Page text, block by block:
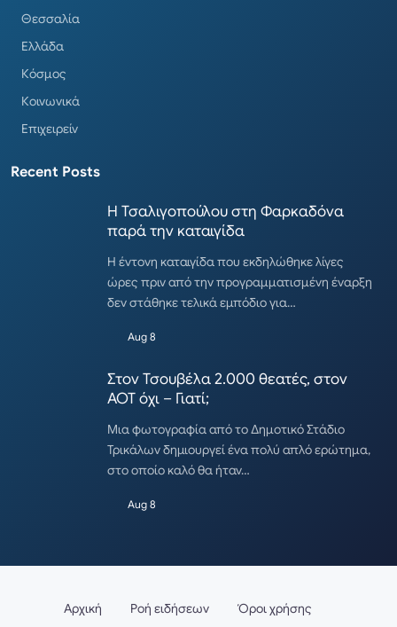
Θεσσαλία
Ελλάδα
Κόσμος
Κοινωνικά
Επιχειρείν
Recent Posts
Η Τσαλιγοπούλου στη Φαρκαδόνα
παρά την καταιγίδα
Η έντονη καταιγίδα που εκδηλώθηκε λίγες
ώρες πριν από την προγραμματισμένη έναρξη
δεν στάθηκε τελικά εμπόδιο για…
Aug 8
Στον Τσουβέλα 2.000 θεατές, στον
ΑΟΤ όχι – Γιατί;
Μια φωτογραφία από το Δημοτικό Στάδιο
Τρικάλων δημιουργεί ένα πολύ απλό ερώτημα,
στο οποίο καλό θα ήταν…
Aug 8
Αρχική Ροή ειδήσεων Όροι χρήσης